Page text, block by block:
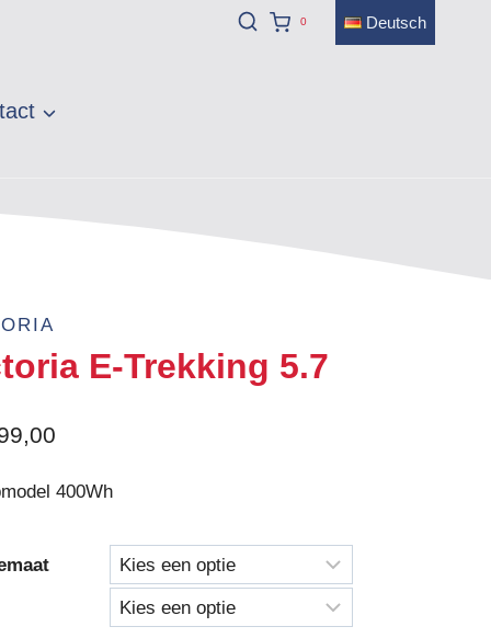
0 Deutsch
E-Trekking 5.7
400Wh